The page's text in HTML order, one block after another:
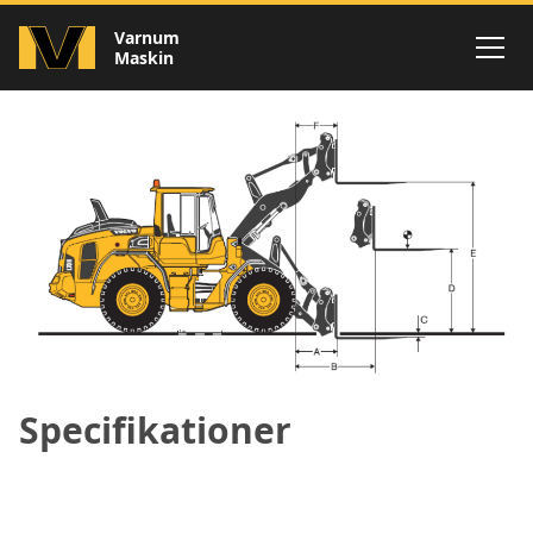
Varnum
Maskin
Specifikationer
Specifikationer